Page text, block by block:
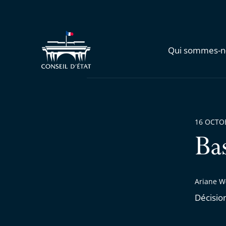
Qui sommes-
Ariane
16